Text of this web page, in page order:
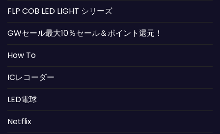
FLP COB LED LIGHT シリーズ
GWセール最大10％セール＆ポイント還元！
How To
ICレコーダー
LED電球
Netflix